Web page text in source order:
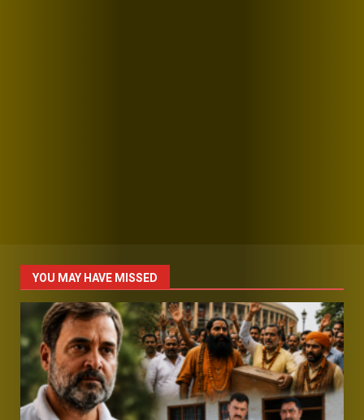
YOU MAY HAVE MISSED